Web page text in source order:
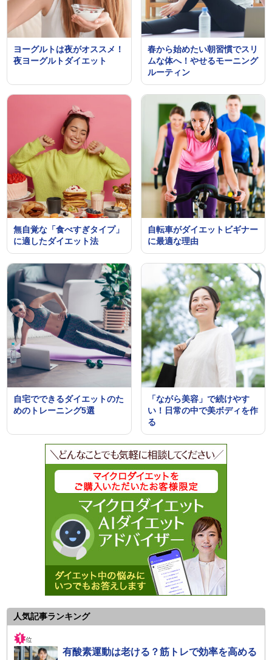
ヨーグルトは夜がオススメ！
夜ヨーグルトダイエット
春から始めたい朝習慣でスリ
ムな体へ！やせるモーニング
ルーティン
無自覚な「食べすぎタイプ」
に適したダイエット法
自転車がダイエットビギナー
に最適な理由
自宅でできるダイエットのた
めのトレーニング5選
「ながら美容」で続けやす
い！日常の中で美ボディを作
る
人気記事ランキング
有酸素運動は老ける？筋トレで効率を高める